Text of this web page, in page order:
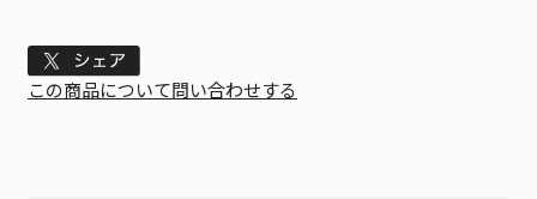
Tweet
この商品について問い合わせする